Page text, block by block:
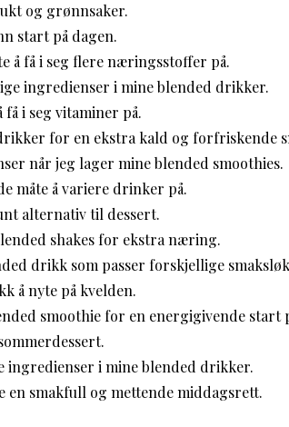
og grønnsaker.
start på dagen.
å få i seg flere næringsstoffer på.
ingredienser i mine blended drikker.
i seg vitaminer på.
for en ekstra kald og forfriskende
når jeg lager mine blended smoothies.
måte å variere drinker på.
alternativ til dessert.
shakes for ekstra næring.
drikk som passer forskjellige
å nyte på kvelden.
smoothie for en energigivende start
ingredienser i mine blended drikker.
en smakfull og mettende middagsrett.